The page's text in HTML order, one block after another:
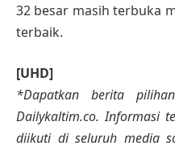
32 besar masih terbuka
terbaik.
[UHD]
*Dapatkan berita
Dailykaltim.co. Informasi
diikuti di seluruh media